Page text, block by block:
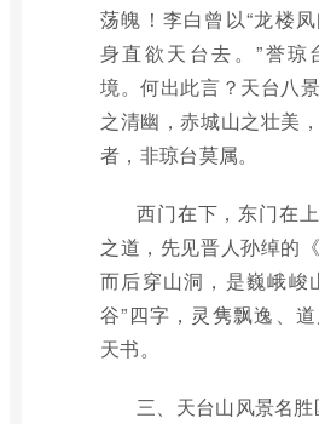
荡魄！李白曾以“龙楼
身直欲天台去。”誉琼
境。何出此言？天台八
之清幽，赤城山之壮美
者，非琼台莫属。
西门在下，东门在
之道，先见晋人孙绰的
而后穿山洞，是巍峨峻
谷”四字，灵隽飘逸、
天书。
三、天台山风景名胜